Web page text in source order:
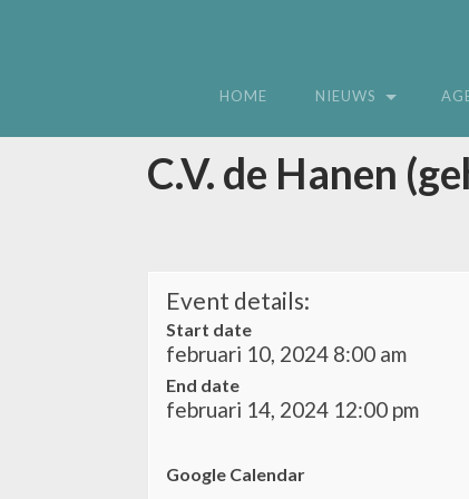
HOME NIEUWS
C.V. de Hanen
Event details:
Start date
februari 10, 2024 8:00 am
End date
februari 14, 2024 12:00 pm
Google Calendar